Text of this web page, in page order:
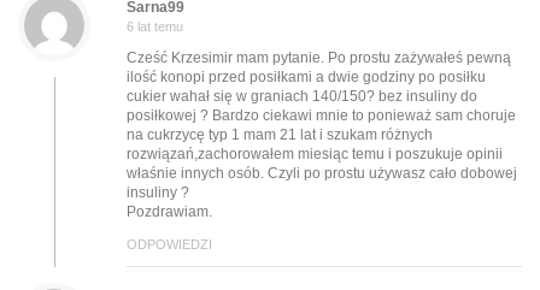
Sarna99
6 lat temu
Cześć Krzesimir mam pytanie. Po prostu zażywałeś pewną
ilość konopi przed posiłkami a dwie godziny po posiłku
cukier wahał się w graniach 140/150? bez insuliny do
posiłkowej ? Bardzo ciekawi mnie to ponieważ sam choruje
na cukrzycę typ 1 mam 21 lat i szukam różnych
rozwiązań,zachorowałem miesiąc temu i poszukuje opinii
właśnie innych osób. Czyli po prostu używasz cało dobowej
insuliny ?
Pozdrawiam.
ODPOWIEDZI